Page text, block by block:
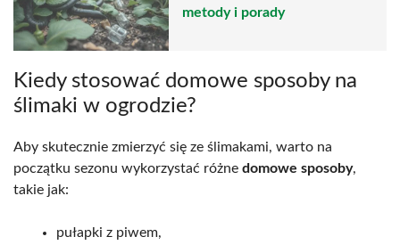
metody i porady
Kiedy stosować domowe sposoby na
ślimaki w ogrodzie?
Aby skutecznie zmierzyć się ze ślimakami, warto na
początku sezonu wykorzystać różne domowe sposoby,
takie jak:
pułapki z piwem,